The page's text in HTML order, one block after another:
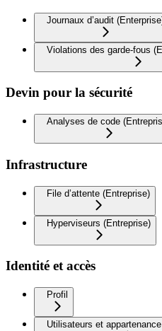
Journaux d’audit
Violations des garde-fous
Devin pour la sécurité
Analyses de code
Infrastructure
File d’attente (Entreprise)
Hyperviseurs (Entreprise)
Identité et accès
Profil
Utilisateurs et